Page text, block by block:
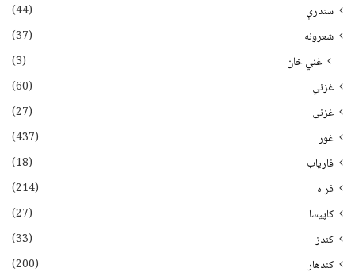
سندرې
(44)
شعرونه
(37)
غني خان
(3)
غزني
(60)
غزنی
(27)
غور
(437)
فاریاب
(18)
فراه
(214)
کاپیسا
(27)
کندز
(33)
کندهار
(200)